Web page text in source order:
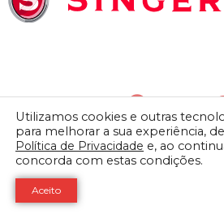
SINGER do BRASIL IND. COM. LTDA. | Av.
Vila Vitória II – Indaiatuba-SP CEP: 13338-
Utilizamos cookies e outras
para melhorar a sua experiência,
Política de Privacidade e, ao
concorda com estas condições.
Aceito